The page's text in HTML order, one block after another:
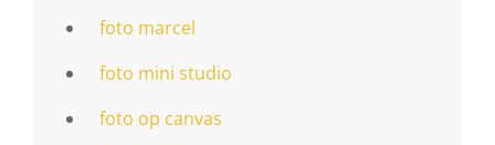
foto marcel
foto mini studio
foto op canvas